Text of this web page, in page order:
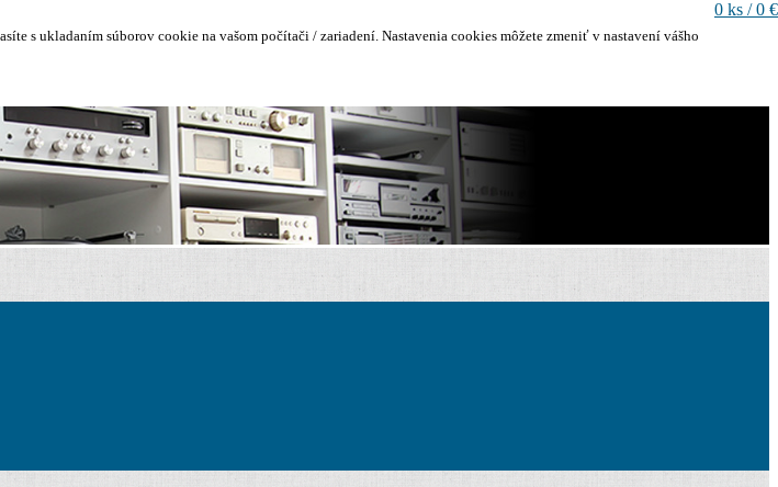
s ukladaním súborov cookie na vašom počítači / zariadení. Nastavenia cookies môžete zmeniť v nastavení vášho
0 ks / 0 €